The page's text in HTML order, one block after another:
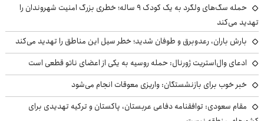
حمله سگ‌های ولگرد به یک کودک ۹ ساله؛ خطری بزرگ امنیت شهروندان را
تهدید می‌کند
بارش باران، رعدوبرق و طوفان شدید؛ خطر سیل این مناطق را تهدید می‌کند
ادعای وال‌استریت ژورنال: حمله روسیه به یکی از اعضای ناتو قطعی است
خبر خوب برای بازنشستگان: واریزی معوقات انجام می‌شود
مقام سعودی: توافقنامه دفاعی عربستان، پاکستان و ترکیه تهدیدی برای